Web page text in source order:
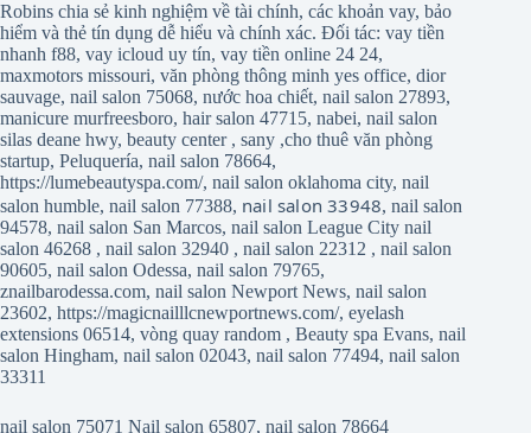
Robins chia sẻ kinh nghiệm về tài chính, các khoản vay, bảo
hiểm và thẻ tín dụng dễ hiểu và chính xác. Đối tác: vay tiền
nhanh f88, vay icloud uy tín, vay tiền online 24 24,
maxmotors missouri, văn phòng thông minh yes office, dior
sauvage, nail salon 75068, nước hoa chiết, nail salon 27893,
manicure murfreesboro, hair salon 47715, nabei, nail salon
silas deane hwy, beauty center, sany ,cho thuê văn phòng
startup, Peluquería, nail salon 78664,
https://lumebeautyspa.com/, nail salon oklahoma city, nail
salon humble, nail salon 77388, nail salon 33948,nail salon
94578, nail salon San Marcos, nail salon League City nail
salon 46268 , nail salon 32940 , nail salon 22312 , nail salon
90605, nail salon Odessa, nail salon 79765,
znailbarodessa.com, nail salon Newport News, nail salon
23602, https://magicnailllcnewportnews.com/, eyelash
extensions 06514, vòng quay random , Beauty spa Evans, nail
salon Hingham, nail salon 02043, nail salon 77494, nail salon
33311
nail salon 75071 Nail salon 65807, nail salon 78664